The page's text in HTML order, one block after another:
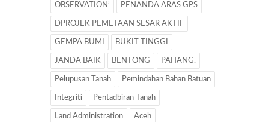
OBSERVATION’ PENANDA ARAS GPS
DPROJEK PEMETAAN SESAR AKTIF
GEMPA BUMI BUKIT TINGGI
JANDA BAIK BENTONG PAHANG.
Pelupusan Tanah Pemindahan Bahan Batuan
Integriti Pentadbiran Tanah
Land Administration Aceh